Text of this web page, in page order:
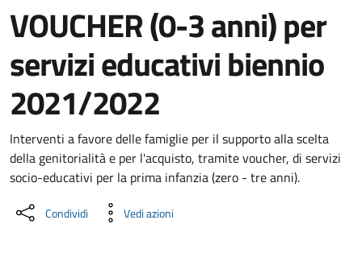
VOUCHER (0-3 anni) per
servizi educativi biennio
2021/2022
Dettaglio del documento
Interventi a favore delle famiglie per il supporto alla scelta
della genitorialità e per l'acquisto, tramite voucher, di servizi
socio-educativi per la prima infanzia (zero - tre anni).
Condividi Vedi azioni